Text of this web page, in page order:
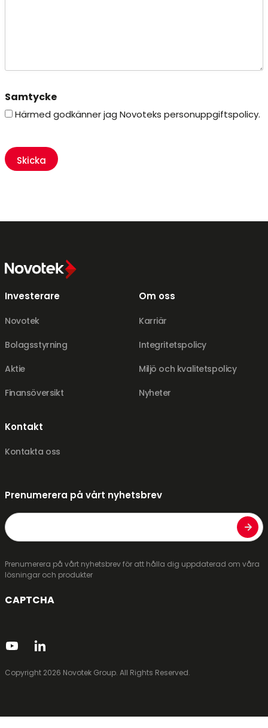
Samtycke
Härmed godkänner jag Novoteks personuppgiftspolicy.
Investerare
Novotek
Bolagsstyrning
Aktie
Finansöversikt
Om oss
Karriär
Integritetspolicy
Miljö och kvalitetspolicy
Nyheter
Kontakt
Kontakta oss
Prenumerera på vårt nyhetsbrev
Email
Prenumerera på vårt nyhetsbrev för att hålla dig uppdaterad om våra
lösningar och produkter
CAPTCHA
Copyright 2026 Novotek Group. All Rights Reserved.